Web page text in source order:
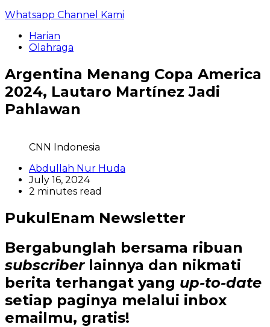
Whatsapp Channel Kami
Harian
Olahraga
Argentina Menang Copa America
2024, Lautaro Martínez Jadi
Pahlawan
CNN Indonesia
Abdullah Nur Huda
July 16, 2024
2 minutes read
PukulEnam Newsletter
Bergabunglah bersama ribuan
subscriberlainnya dan nikmati
berita terhangat yang up-to-date
setiap paginya melalui inbox
emailmu, gratis!